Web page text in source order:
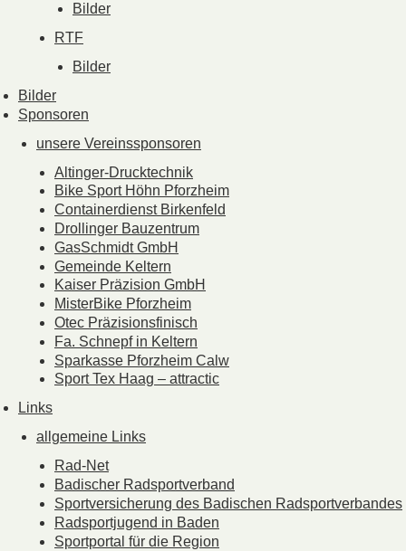
Bilder
RTF
Bilder
Bilder
Sponsoren
unsere Vereinssponsoren
Altinger-Drucktechnik
Bike Sport Höhn Pforzheim
Containerdienst Birkenfeld
Drollinger Bauzentrum
GasSchmidt GmbH
Gemeinde Keltern
Kaiser Präzision GmbH
MisterBike Pforzheim
Otec Präzisionsfinisch
Fa. Schnepf in Keltern
Sparkasse Pforzheim Calw
Sport Tex Haag – attractic
Links
allgemeine Links
Rad-Net
Badischer Radsportverband
Sportversicherung des Badischen Radsportverbandes
Radsportjugend in Baden
Sportportal für die Region